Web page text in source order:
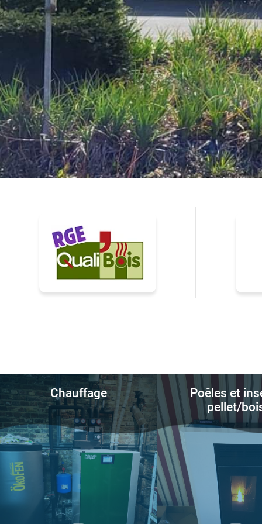
Chauffage
Poêles et
pellet/